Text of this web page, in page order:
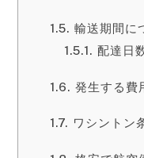
輸送期間に
配達日
発生する費
ワシントン